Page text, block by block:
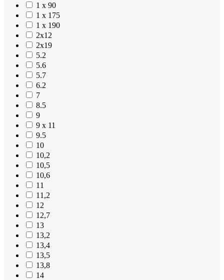
1 x 90
1 x 175
1 x 190
2x12
2x19
5.2
5.6
5.7
6.2
7
8.5
9
9 x 11
9.5
10
10,2
10,5
10,6
11
11,2
12
12,7
13
13,2
13,4
13,5
13,8
14